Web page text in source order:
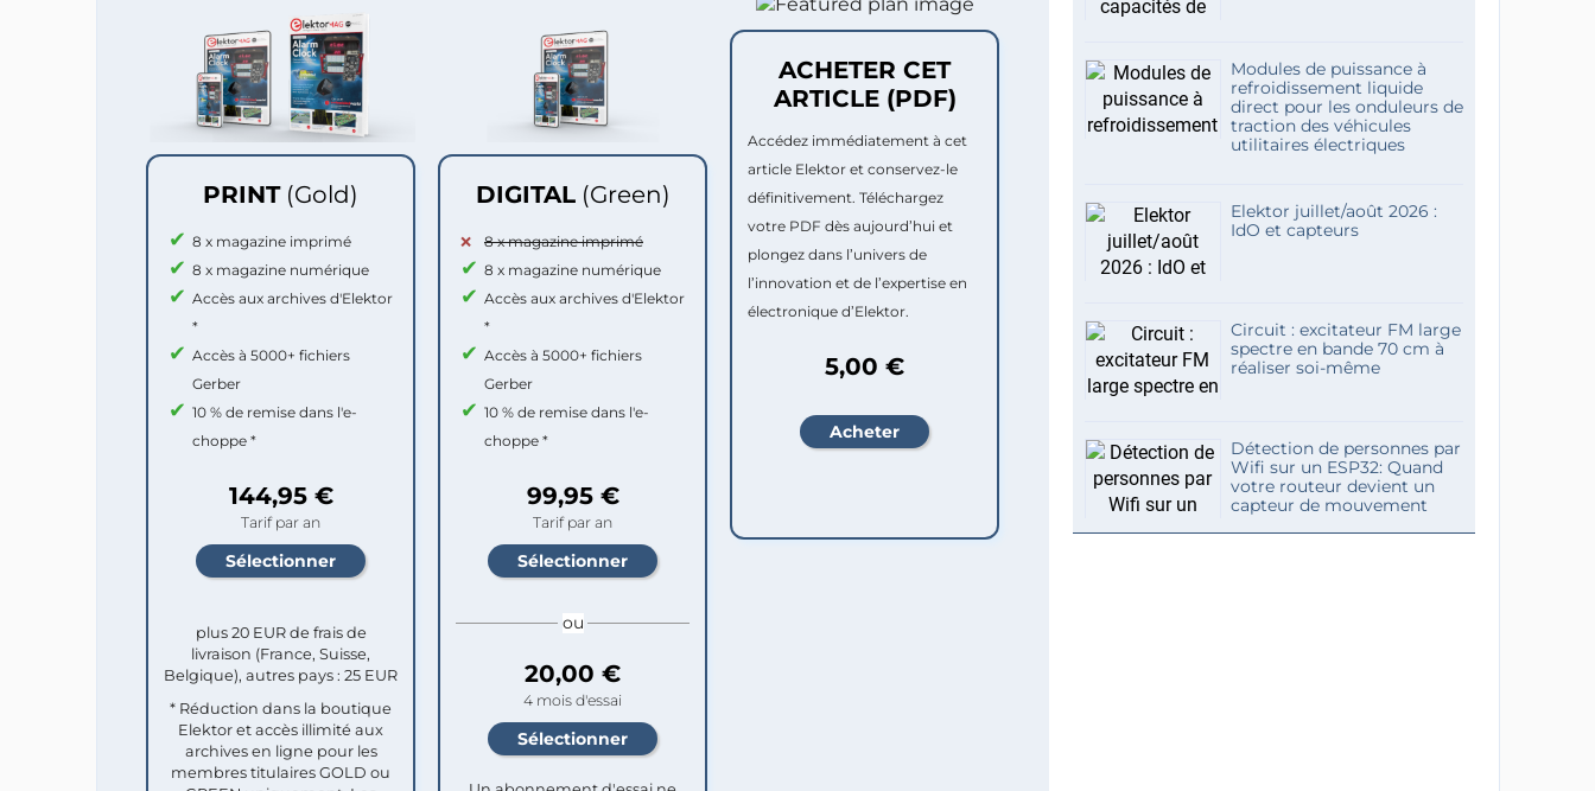
PRINT (Gold)
8 x magazine imprimé
8 x magazine numérique
Accès aux archives d'Elektor
*
Accès à 5000+ fichiers
Gerber
10 % de remise dans l'e-
choppe *
144,95 €
Tarif par an
plus 20 EUR de frais de
livraison (France, Suisse,
Belgique), autres pays : 25 EUR
* Réduction dans la boutique
Elektor et accès illimité aux
archives en ligne pour les
membres titulaires GOLD ou
DIGITAL (Green)
8 x magazine imprimé
8 x magazine numérique
Accès aux archives d'Elektor
*
Accès à 5000+ fichiers
Gerber
10 % de remise dans l'e-
choppe *
99,95 €
Tarif par an
ou
20,00 €
4 mois d'essai
ACHETER CET
ARTICLE (PDF)
Accédez immédiatement à cet
article Elektor et conservez-le
définitivement. Téléchargez
votre PDF dès aujourd’hui et
plongez dans l’univers de
l’innovation et de l’expertise en
électronique d’Elektor.
5,00 €
Modules de puissance à
refroidissement liquide
direct pour les onduleurs de
traction des véhicules
utilitaires électriques
Elektor juillet/août 2026 :
IdO et capteurs
Circuit : excitateur FM large
spectre en bande 70 cm à
réaliser soi-même
Détection de personnes par
Wifi sur un ESP32: Quand
votre routeur devient un
capteur de mouvement